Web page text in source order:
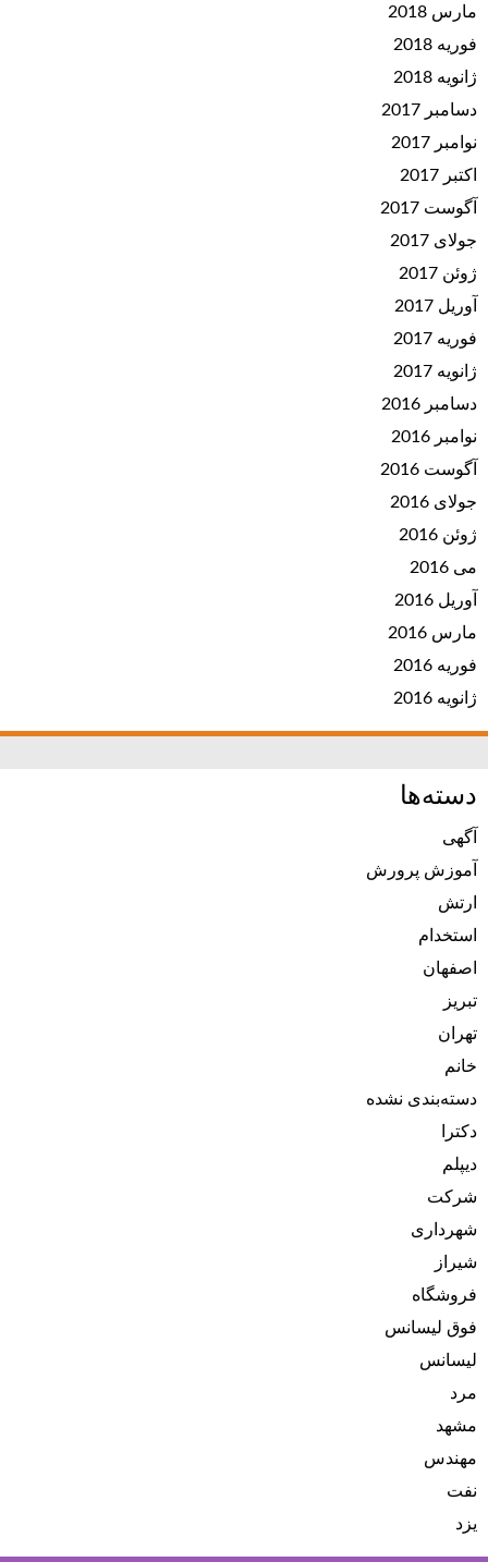
مارس 2018
فوریه 2018
ژانویه 2018
دسامبر 2017
نوامبر 2017
اکتبر 2017
آگوست 2017
جولای 2017
ژوئن 2017
آوریل 2017
فوریه 2017
ژانویه 2017
دسامبر 2016
نوامبر 2016
آگوست 2016
جولای 2016
ژوئن 2016
می 2016
آوریل 2016
مارس 2016
فوریه 2016
ژانویه 2016
دسته‌ها
آگهی
آموزش پرورش
ارتش
استخدام
اصفهان
تبریز
تهران
خانم
دسته‌بندی نشده
دکترا
دیپلم
شرکت
شهرداری
شیراز
فروشگاه
فوق لیسانس
لیسانس
مرد
مشهد
مهندس
نفت
یزد